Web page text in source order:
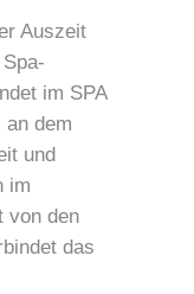
Auszeit
im SPA
an dem
und
im
von den
das